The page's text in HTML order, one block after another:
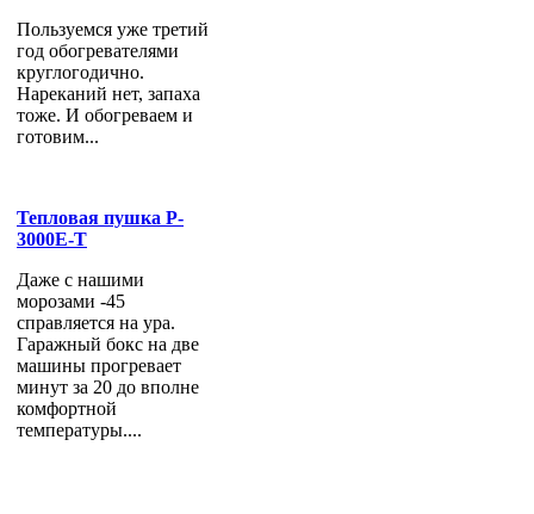
Пользуемся уже третий
год обогревателями
круглогодично.
Нареканий нет, запаха
тоже. И обогреваем и
готовим...
Тепловая пушка P-
3000E-T
Даже с нашими
морозами -45
справляется на ура.
Гаражный бокс на две
машины прогревает
минут за 20 до вполне
комфортной
температуры....